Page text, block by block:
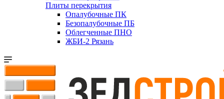
Плиты перекрытия
Опалубочные ПК
Безопалубочные ПБ
Облегченные ПНО
ЖБИ-2 Рязань